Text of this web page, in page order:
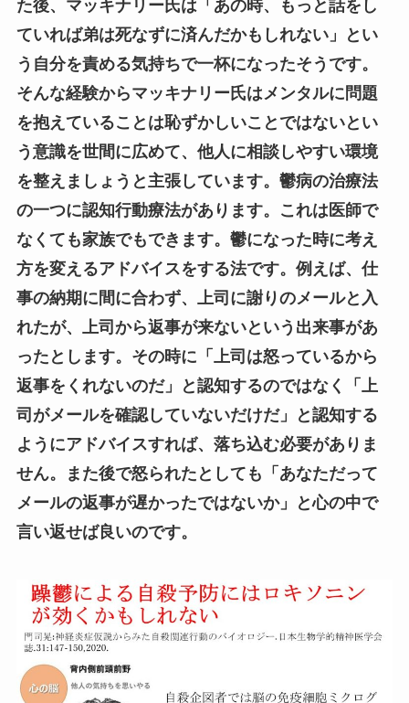
た後、マッキナリー氏は「あの時、もっと話をし
ていれば弟は死なずに済んだかもしれない」とい
う自分を責める気持ちで一杯になったそうです。
そんな経験からマッキナリー氏はメンタルに問題
を抱えていることは恥ずかしいことではないとい
う意識を世間に広めて、他人に相談しやすい環境
を整えましょうと主張しています。鬱病の治療法
の一つに認知行動療法があります。これは医師で
なくても家族でもできます。鬱になった時に考え
方を変えるアドバイスをする法です。例えば、仕
事の納期に間に合わず、上司に謝りのメールと入
れたが、上司から返事が来ないという出来事があ
ったとします。その時に「上司は怒っているから
返事をくれないのだ」と認知するのではなく「上
司がメールを確認していないだけだ」と認知する
ようにアドバイスすれば、落ち込む必要がありま
せん。また後で怒られたとしても「あなただって
メールの返事が遅かったではないか」と心の中で
言い返せば良いのです。